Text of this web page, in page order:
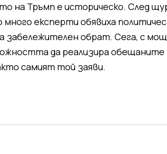
на Тръмп е историческо. След
много експерти обявиха
забележителен обрат. Сега, с
да реализира обещаните
самият той заяви.